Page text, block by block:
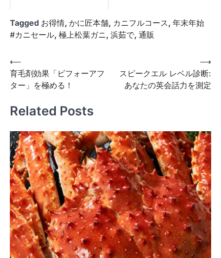
Tagged お得情, かに匠本舗, カニフルコース, 年末年始
#カニセール, 極上松葉ガニ, 浜茹で, 通販
投
稿
ナ
ビ
ー
シ
ョ
ン
⟵
育毛剤効果「ビフォーアフ
ター」を極める！
スピークエル レベル診断:
あなたの英会話力を測定
⟶
Related Posts